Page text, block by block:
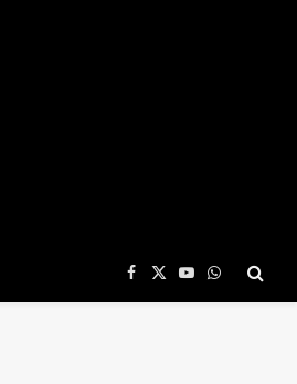
Facebook
X
(Twitter)
YouTube
WhatsApp